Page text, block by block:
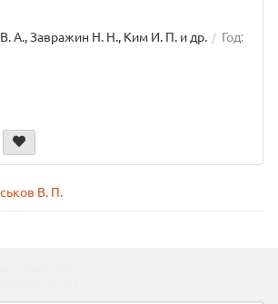
А., Завражин Н. Н., Ким И. П. и др.
Год:
В. П.